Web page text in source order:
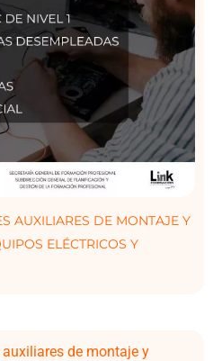
AUXILIARES DE MONTAJE Y
ELÉCTRICOS Y